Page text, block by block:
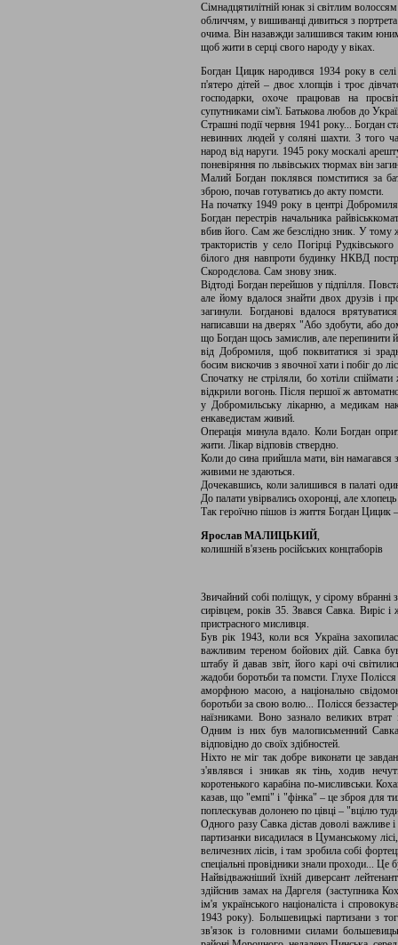
Сімнадцятилітній юнак зі світлим
обличчям, у вишиванці дивиться з
очима. Він назавжди залишився таким
щоб жити в серці свого народу у віках.
Богдан Цицик народився 1934 року в
п'ятеро дітей – двоє хлопців і троє
господарки, охоче працював на
супутниками сім'ї. Батькова любов до
Страшні події червня 1941 року... Богдан
невинних людей у соляні шахти. З того
народ від наруги. 1945 року москалі
поневіряння по львівських тюрмах він
Малий Богдан поклявся помститися за
зброю, почав готуватись до акту помсти.
На початку 1949 року в центрі
Богдан перестрів начальника
вбив його. Сам же безслідно зник. У тому
трактористів у село Погірці
білого дня навпроти будинку НКВД
Скородєлова. Сам знову зник.
Відтоді Богдан перейшов у підпілля.
але йому вдалося знайти двох друзів і
загинули. Богданові вдалося
написавши на дверях "Або здобути, або
що Богдан щось замислив, але перепинити
від Добромиля, щоб поквитатися зі
босим вискочив з явочної хати і побіг до
Спочатку не стріляли, бо хотіли
відкрили вогонь. Після першої ж
у Добромильську лікарню, а медикам
енкаведистам живий.
Операція минула вдало. Коли Богдан
жити. Лікар відповів ствердно.
Коли до сина прийшла мати, він намагався
живими не здаються.
Дочекавшись, коли залишився в палаті
До палати увірвались охоронці, але
Так героїчно пішов із життя Богдан
Ярослав МАЛИЦЬКИЙ,
колишній в'язень російських концтаборів
Звичайний собі поліщук, у сірому
сирівцем, років 35. Звався Савка. Виріс і
пристрасного мисливця.
Був рік 1943, коли вся Україна
важливим тереном бойових дій. Савка
штабу й давав звіт, його карі очі
жадоби боротьби та помсти. Глухе
аморфною масою, а національно
боротьби за свою волю... Полісся
наїзниками. Воно зазнало великих
Одним із них був малописьменний
відповідно до своїх здібностей.
Ніхто не міг так добре виконати це
з'являвся і зникав як тінь, ходив
коротенького карабіна по-мисливськи.
казав, що "емпі" і "фінка" – це зброя для
поплескував долонею по цівці – "вцілю
Одного разу Савка дістав доволі важливе
партизанки висадилася в Цуманському
величезних лісів, і там зробила собі
спеціальні провідники знали проходи... Це
Найвідважніший їхній диверсант
здійснив замах на Даргеля (заступника
ім'я українського націоналіста і
1943 року). Большевицькі партизани з
зв'язок із головними силами